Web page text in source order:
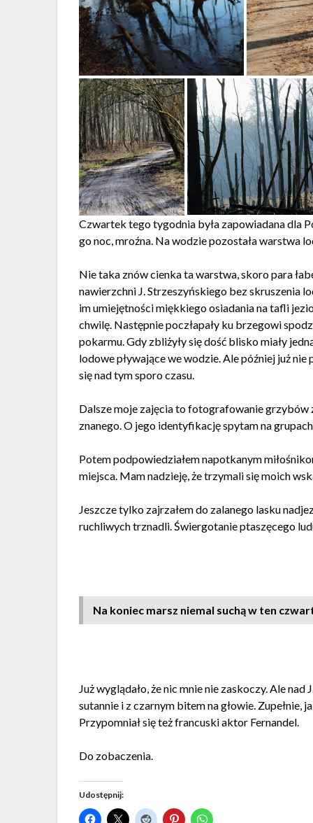
Czwartek tego tygodnia była zapowiadana dla
go noc, mroźna. Na wodzie pozostała warstwa
Nie taka znów cienka ta warstwa, skoro para
nawierzchni J. Strzeszyńskiego bez skruszenia
im umiejętności miękkiego osiadania na tafli
chwilę. Następnie poczłapały ku brzegowi
pokarmu. Gdy zbliżyły się dość blisko miały
lodowe pływające we wodzie. Ale później już
się nad tym sporo czasu.
Dalsze moje zajęcia to fotografowanie
znanego. O jego identyfikację spytam na
Potem podpowiedziałem napotkanym
miejsca. Mam nadzieję, że trzymali się moich
Jeszcze tylko zajrzałem do zalanego lasku
ruchliwych trznadli. Świergotanie ptaszęcego
Na koniec marsz niemal suchą w ten
Już wyglądało, że nic mnie nie zaskoczy. Ale
sutannie i z czarnym bitem na głowie.
Przypomniał się też francuski aktor Fernandel.
Do zobaczenia.
Udostępnij: